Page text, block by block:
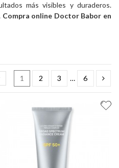
más visibles y duraderos.
Compra online Doctor Babor en
1 2 3 … 6